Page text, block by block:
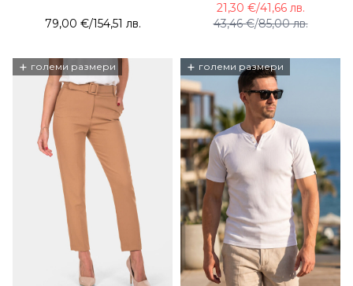
79,00 €/154,51 лв. 43,46 €/85,00 лв.
21,30 €/41,66 лв.
+ големи размери + големи размери